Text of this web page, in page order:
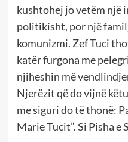
kushtohej jo vetëm një
politikisht, por një
komunizmi. Zef Tuci
katër furgona me
njiheshin më
Njerëzit që do vijnë
me siguri do të thonë:
Marie Tucit”. Si Pisha e